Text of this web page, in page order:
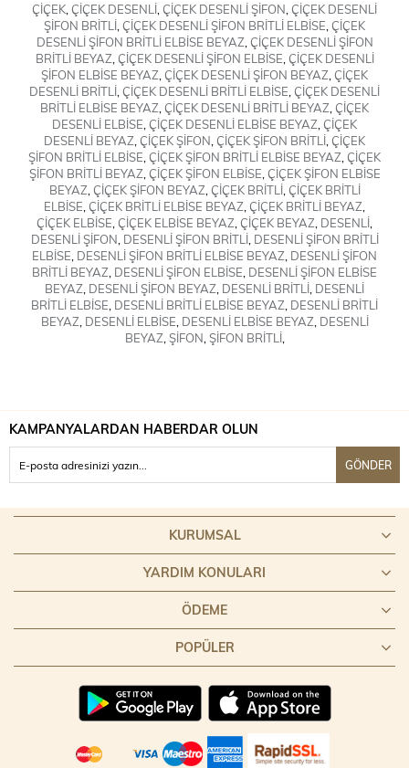
ÇİÇEK ÇİÇEK DESENLİ ÇİÇEK DESENLİ ŞİFON ÇİÇEK DESENLİ
ŞİFON BRİTLİ ÇİÇEK DESENLİ ŞİFON BRİTLİ ELBİSE ÇİÇEK
DESENLİ ŞİFON BRİTLİ ELBİSE BEYAZ ÇİÇEK DESENLİ ŞİFON
BRİTLİ BEYAZ ÇİÇEK DESENLİ ŞİFON ELBİSE ÇİÇEK DESENLİ
ŞİFON ELBİSE BEYAZ ÇİÇEK DESENLİ ŞİFON BEYAZ ÇİÇEK
DESENLİ BRİTLİ ÇİÇEK DESENLİ BRİTLİ ELBİSE ÇİÇEK DESENLİ
BRİTLİ ELBİSE BEYAZ ÇİÇEK DESENLİ BRİTLİ BEYAZ ÇİÇEK
DESENLİ ELBİSE ÇİÇEK DESENLİ ELBİSE BEYAZ ÇİÇEK
DESENLİ BEYAZ ÇİÇEK ŞİFON ÇİÇEK ŞİFON BRİTLİ ÇİÇEK
ŞİFON BRİTLİ ELBİSE ÇİÇEK ŞİFON BRİTLİ ELBİSE BEYAZ ÇİÇEK
ŞİFON BRİTLİ BEYAZ ÇİÇEK ŞİFON ELBİSE ÇİÇEK ŞİFON ELBİSE
BEYAZ ÇİÇEK ŞİFON BEYAZ ÇİÇEK BRİTLİ, ÇİÇEK BRİTLİ
ELBİSE ÇİÇEK BRİTLİ ELBİSE BEYAZ ÇİÇEK BRİTLİ BEYAZ
ÇİÇEK ELBİSE ÇİÇEK ELBİSE BEYAZ ÇİÇEK BEYAZ DESENLİ
DESENLİ ŞİFON DESENLİ ŞİFON BRİTLİ, DESENLİ ŞİFON BRİTLİ
ELBİSE DESENLİ ŞİFON BRİTLİ ELBİSE BEYAZ DESENLİ ŞİFON
BRİTLİ BEYAZ DESENLİ ŞİFON ELBİSE DESENLİ ŞİFON ELBİSE
BEYAZ DESENLİ ŞİFON BEYAZ DESENLİ BRİTLİ DESENLİ
BRİTLİ ELBİSE DESENLİ BRİTLİ ELBİSE BEYAZ DESENLİ BRİTLİ
BEYAZ DESENLİ ELBİSE DESENLİ ELBİSE BEYAZ DESENLİ
BEYAZ ŞİFON ŞİFON BRİTLİ,
KAMPANYALARDAN HABERDAR OLUN
GÖNDER
KURUMSAL
YARDIM KONULARI
ÖDEME
POPÜLER